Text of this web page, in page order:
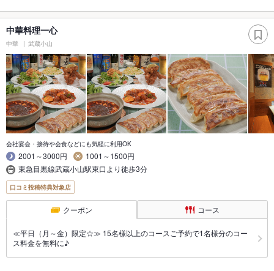
中華料理一心
中華 武蔵小山
会社宴会・接待や会食などにも気軽に利用OK
2001～3000円
1001～1500円
東急目黒線武蔵小山駅東口より徒歩3分
口コミ投稿特典対象店
クーポン コース
≪平日（月～金）限定☆≫ 15名様以上のコースご予約で1名様分のコー
ス料金を無料に♪